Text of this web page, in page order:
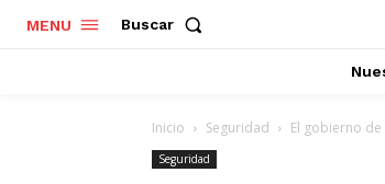
MENU Buscar
Inicio Seguridad El gobierno
Seguridad